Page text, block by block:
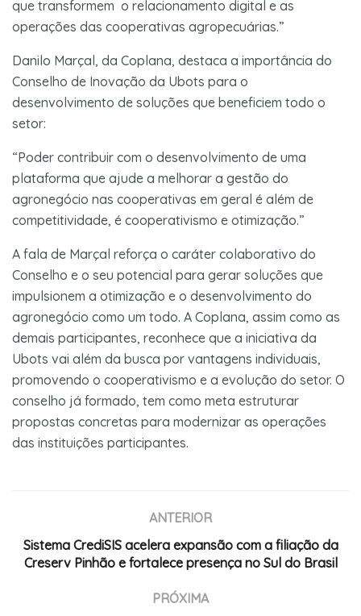
que transformem o relacionamento digital e as
operações das cooperativas agropecuárias.”
Danilo Marçal, da Coplana, destaca a importância do
Conselho de Inovação da Ubots para o
desenvolvimento de soluções que beneficiem todo o
setor:
“Poder contribuir com o desenvolvimento de uma
plataforma que ajude a melhorar a gestão do
agronegócio nas cooperativas em geral é além de
competitividade, é cooperativismo e otimização.”
A fala de Marçal reforça o caráter colaborativo do
Conselho e o seu potencial para gerar soluções que
impulsionem a otimização e o desenvolvimento do
agronegócio como um todo. A Coplana, assim como as
demais participantes, reconhece que a iniciativa da
Ubots vai além da busca por vantagens individuais,
promovendo o cooperativismo e a evolução do setor. O
conselho já formado, tem como meta estruturar
propostas concretas para modernizar as operações
das instituições participantes.
ANTERIOR
Sistema CrediSIS acelera expansão com a filiação da
Creserv Pinhão e fortalece presença no Sul do Brasil
PRÓXIMA